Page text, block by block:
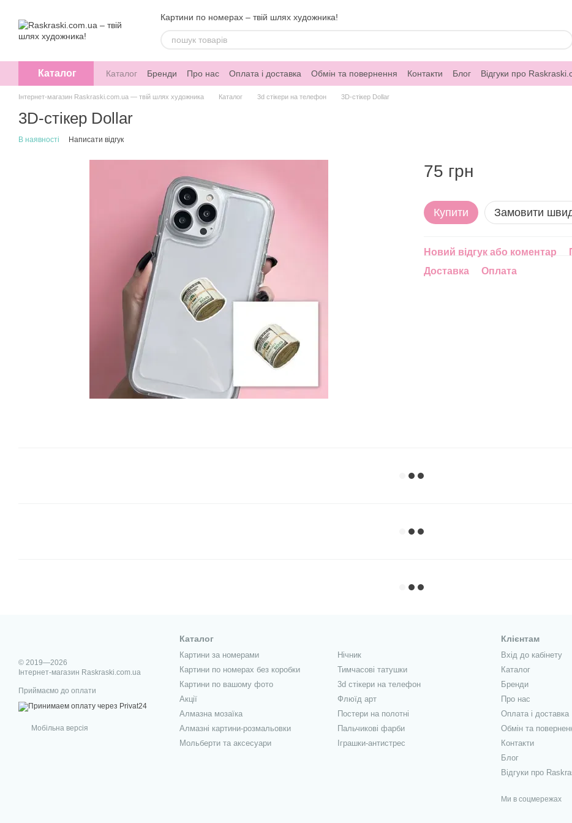
Картини по номерах – твій шлях художника!
Каталог Каталог Бренди Про нас Оплата і доставка Обмін та повернення Контакти Блог Відгуки про
Інтернет-магазин Raskraski.com.ua — твій шлях художника Каталог 3d стікери на телефон 3D-стікер Dollar
3D-стікер Dollar
В наявності Написати відгук
75 грн
Купити Замовити
Новий відгук або коментар
Доставка
Оплата
© 2019—2026
Інтернет-магазин Raskraski.com.ua
Приймаємо до оплати
Мобільна версія
Каталог
Картини за номерами
Картини по номерах без коробки
Картини по вашому фото
Акції
Алмазна мозаїка
Алмазні картини-розмальовки
Мольберти та аксесуари
Нічник
Тимчасові татушки
3d стікери на телефон
Флюїд арт
Постери на полотні
Пальчикові фарби
Іграшки-антистрес
Клієнтам
Вхід до кабінету
Каталог
Бренди
Про нас
Оплата і доставка
Обмін та
Контакти
Блог
Відгуки про
Ми в соцмережах